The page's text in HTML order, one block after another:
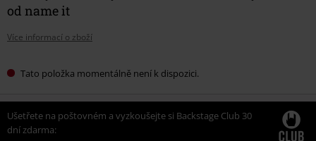
od name it
Více informací o zboží
Tato položka momentálně není k dispozici.
Ušetřete na poštovném a vyzkoušejte si Backstage Club 30
dní zdarma: